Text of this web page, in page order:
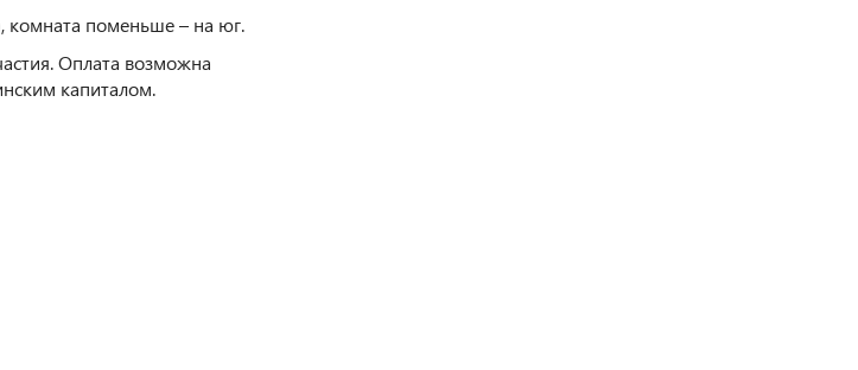
комната поменьше – на юг.
Оплата возможна
капиталом.